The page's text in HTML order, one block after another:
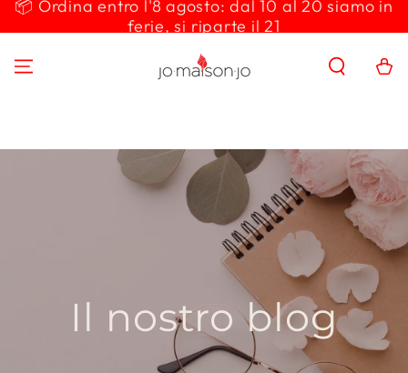
PASSA AL
📦 Ordina entro l'8 agosto: dal 10 al 20 siamo in
ferie, si riparte il 21
Carello
Il nostro blog